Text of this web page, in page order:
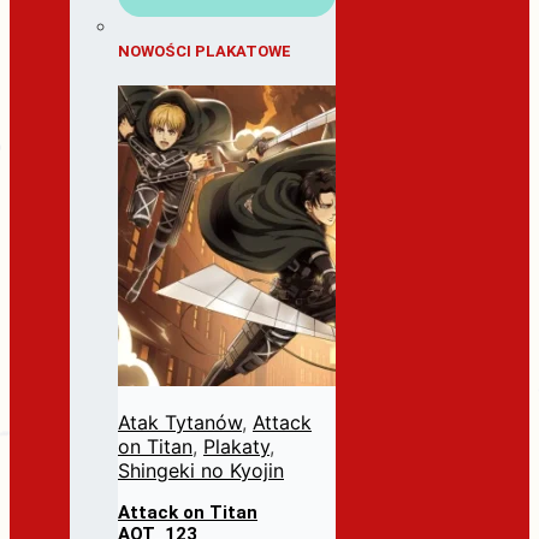
NOWOŚCI PLAKATOWE
Atak Tytanów, Attack
on Titan, Plakaty,
Shingeki no Kyojin
Attack on Titan
AOT_123